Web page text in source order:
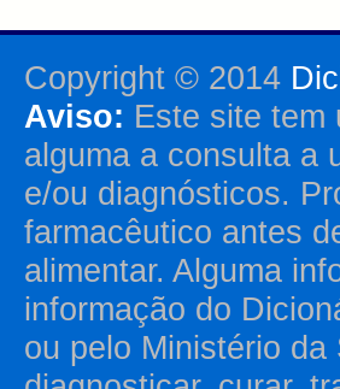
Copyright © 2014
Aviso: Este site tem
alguma a consulta a
e/ou diagnósticos.
farmacêutico antes
alimentar. Alguma
informação do
ou pelo Ministério